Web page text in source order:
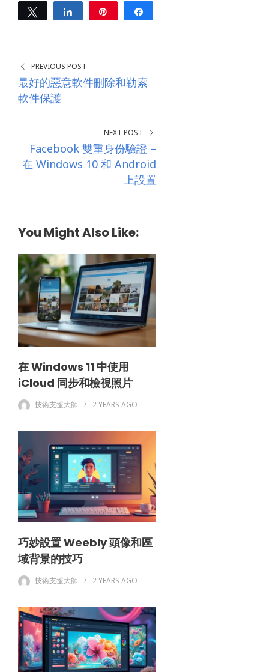
e
s
Tweet Share
PREVIOUS POST
最好的惡意軟件刪除和勒索
軟件保護
NEXT POST
Facebook 雙重身份驗證 –
在 Windows 10 和 Android
上設置
You Might Also Like:
在 Windows 11 中使用
iCloud 同步和檢視照片
技術支援大師 2 YEARS AGO
巧妙設置 Weebly 頭像和區
域背景的技巧
技術支援大師 2 YEARS AGO